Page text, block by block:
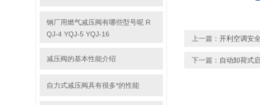
钢厂用燃气减压阀有哪些型号呢 R
QJ-4 YQJ-5 YQJ-16
减压阀的基本性能介绍
自力式减压阀具有很多*的性能
上一篇： 开利空调安
下一篇： 自动卸荷式